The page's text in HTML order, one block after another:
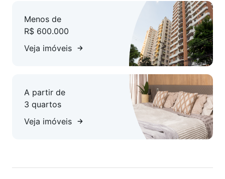
Menos de
R$ 600.000
Veja imóveis
A partir de
3 quartos
Veja imóveis